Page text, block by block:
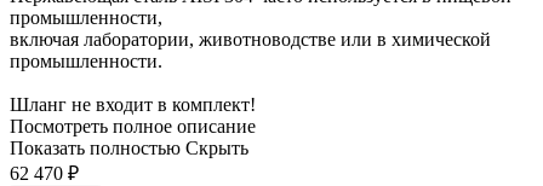
промышленности,
включая лаборатории, животноводстве или в химической
промышленности.
Шланг не входит в комплект!
Посмотреть полное описание
Показать полностью Скрыть
62 470 ₽